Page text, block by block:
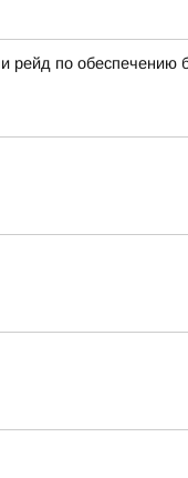
рейд по обеспечению